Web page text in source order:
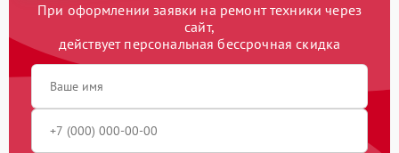
При оформлении заявки на ремонт техники через
сайт,
действует персональная бессрочная скидка